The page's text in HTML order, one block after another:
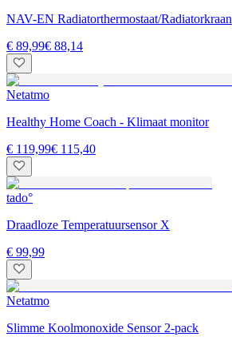
NAV-EN Radiatorthermostaat/Radiatorkraan
€ 89,99€ 88,14
Netatmo
Healthy Home Coach - Klimaat monitor
€ 119,99€ 115,40
tado°
Draadloze Temperatuursensor X
€ 99,99
Netatmo
Slimme Koolmonoxide Sensor 2-pack